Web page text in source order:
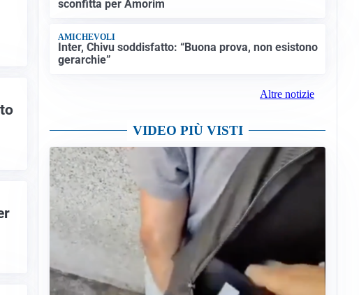
sconfitta per Amorim
AMICHEVOLI
Inter, Chivu soddisfatto: “Buona prova, non esistono
gerarchie”
Altre notizie
VIDEO PIÙ VISTI